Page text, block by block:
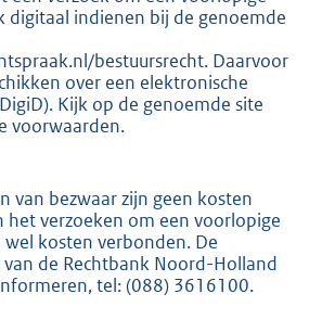
digitaal indienen bij de genoemde
bestuursrecht. Daarvoor
over een elektronische
Kijk op de genoemde site
voorwaarden.
van bezwaar zijn geen kosten
het verzoeken om een voorlopige
kosten verbonden. De
de Rechtbank Noord-Holland
tel: (088) 3616100.